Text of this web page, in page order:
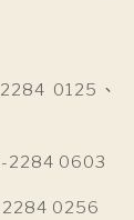
0125、
2284 0603
0256